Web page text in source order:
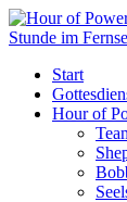
Start
Hour of